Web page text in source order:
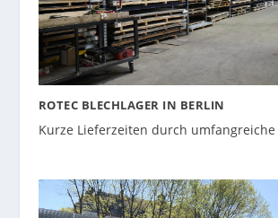
ROTEC BLECHLAGER IN BERLIN
Kurze Lieferzeiten durch